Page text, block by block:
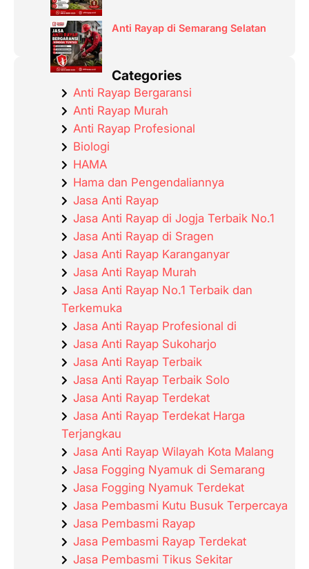
Anti Rayap di Semarang Selatan
Categories
Anti Rayap Bergaransi
Anti Rayap Murah
Anti Rayap Profesional
Biologi
HAMA
Hama dan Pengendaliannya
Jasa Anti Rayap
Jasa Anti Rayap di Jogja Terbaik No.1
Jasa Anti Rayap di Sragen
Jasa Anti Rayap Karanganyar
Jasa Anti Rayap Murah
Jasa Anti Rayap No.1 Terbaik dan
Terkemuka
Jasa Anti Rayap Profesional di
Jasa Anti Rayap Sukoharjo
Jasa Anti Rayap Terbaik
Jasa Anti Rayap Terbaik Solo
Jasa Anti Rayap Terdekat
Jasa Anti Rayap Terdekat Harga
Terjangkau
Jasa Anti Rayap Wilayah Kota Malang
Jasa Fogging Nyamuk di Semarang
Jasa Fogging Nyamuk Terdekat
Jasa Pembasmi Kutu Busuk Terpercaya
Jasa Pembasmi Rayap
Jasa Pembasmi Rayap Terdekat
Jasa Pembasmi Tikus Sekitar